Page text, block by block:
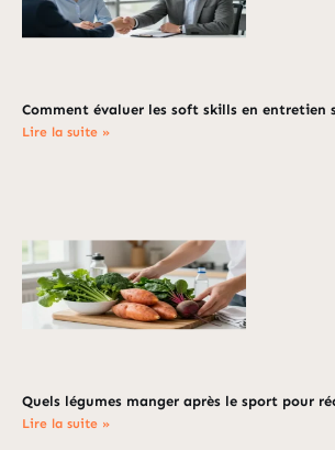
Comment évaluer les soft skills en entretien
Lire la suite »
Quels légumes manger après le sport pour
Lire la suite »